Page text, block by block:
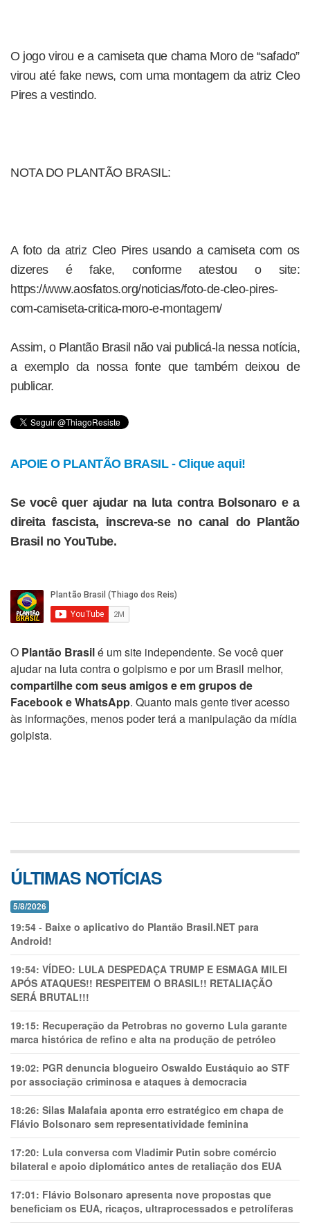
O jogo virou e a camiseta que chama Moro de “safado”
virou até fake news, com uma montagem da atriz Cleo
Pires a vestindo.
NOTA DO PLANTÃO BRASIL:
A foto da atriz Cleo Pires usando a camiseta com os
dizeres é fake, conforme atestou o site:
https://www.aosfatos.org/noticias/foto-de-cleo-pires-
com-camiseta-critica-moro-e-montagem/
Assim, o Plantão Brasil não vai publicá-la nessa notícia,
a exemplo da nossa fonte que também deixou de
publicar.
APOIE O PLANTÃO BRASIL - Clique aqui!
Se você quer ajudar na luta contra Bolsonaro e a
direita fascista, inscreva-se no canal do Plantão
Brasil no YouTube.
O Plantão Brasilé um site independente. Se você quer
ajudar na luta contra o golpismo e por um Brasil melhor,
compartilhe com seus amigos e em grupos de
Facebook e WhatsApp. Quanto mais gente tiver acesso
às informações, menos poder terá a manipulação da mídia
golpista.
ÚLTIMAS NOTÍCIAS
5/8/2026
19:54 - Baixe o aplicativo do Plantão Brasil.NET para
Android!
19:54: VÍDEO: LULA DESPEDAÇA TRUMP E ESMAGA MILEI
APÓS ATAQUES!! RESPEITEM O BRASIL!! RETALIAÇÃO
SERÁ BRUTAL!!!
19:15: Recuperação da Petrobras no governo Lula garante
marca histórica de refino e alta na produção de petróleo
19:02: PGR denuncia blogueiro Oswaldo Eustáquio ao STF
por associação criminosa e ataques à democracia
18:26: Silas Malafaia aponta erro estratégico em chapa de
Flávio Bolsonaro sem representatividade feminina
17:20: Lula conversa com Vladimir Putin sobre comércio
bilateral e apoio diplomático antes de retaliação dos EUA
17:01: Flávio Bolsonaro apresenta nove propostas que
beneficiam os EUA, ricaços, ultraprocessados e petrolíferas